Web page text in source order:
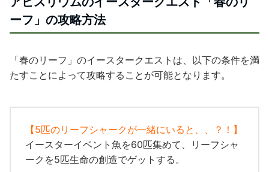
ーフ 」の攻略方法
「春のリーフ 」のイースタークエストは、以下の条件を満
たすことによって攻略することが可能となります。
【5匹のリーフシャークが一緒にいると、、？！ 】
イースターイベント魚を60匹集めて、リーフシャ
ークを5匹生命の創造でゲットする。